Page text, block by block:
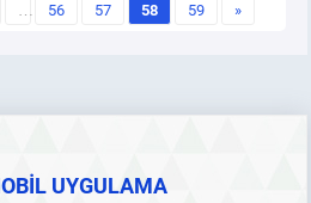
… 56 57 58 59 »
UYGULAMA